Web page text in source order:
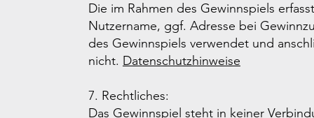
Die im Rahmen des Gewinnspiels
Nutzername, ggf. Adresse bei
des Gewinnspiels verwendet und
nicht. Datenschutzhinweise
7. Rechtliches:
Das Gewinnspiel steht in keiner